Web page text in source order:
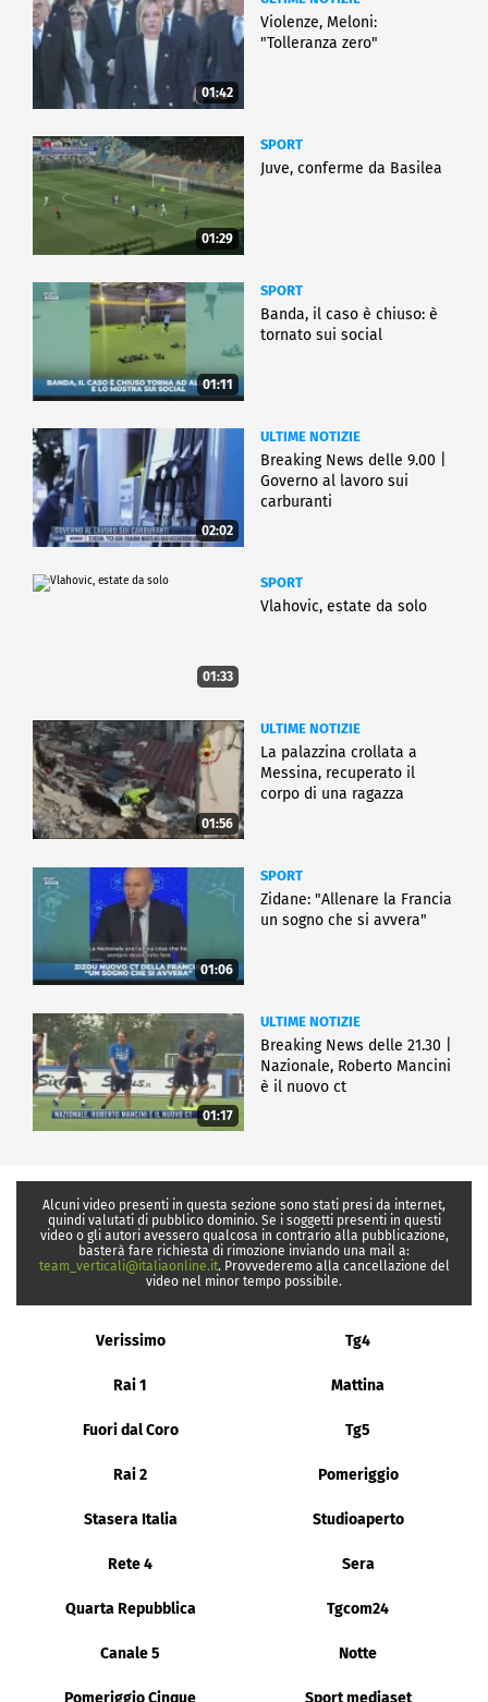
01:42
Violenze, Meloni:
"Tolleranza zero"
01:29
SPORT
Juve, conferme da Basilea
01:11
SPORT
Banda, il caso è chiuso: è
tornato sui social
02:02
ULTIME NOTIZIE
Breaking News delle 9.00 |
Governo al lavoro sui
carburanti
01:33
SPORT
Vlahovic, estate da solo
01:56
ULTIME NOTIZIE
La palazzina crollata a
Messina, recuperato il
corpo di una ragazza
01:06
SPORT
Zidane: "Allenare la Francia
un sogno che si avvera"
01:17
ULTIME NOTIZIE
Breaking News delle 21.30 |
Nazionale, Roberto Mancini
è il nuovo ct
Alcuni video presenti in questa sezione sono stati presi da internet,
quindi valutati di pubblico dominio. Se i soggetti presenti in questi
video o gli autori avessero qualcosa in contrario alla pubblicazione,
basterà fare richiesta di rimozione inviando una mail a:
team_verticali@italiaonline.it. Provvederemo alla cancellazione del
video nel minor tempo possibile.
Verissimo Tg4
Rai 1 Mattina
Fuori dal Coro Tg5
Rai 2 Pomeriggio
Stasera Italia Studioaperto
Rete 4 Sera
Quarta Repubblica Tgcom24
Canale 5 Notte
Pomeriggio Cinque Sport mediaset